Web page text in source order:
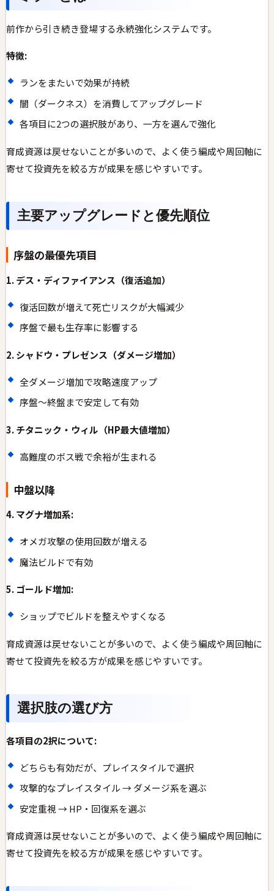
前作から引き続き登場する永続強化システムです。
特徴:
ランをまたいで効果が持続
闇（ダークネス）を消費してアップグレード
各項目に2つの選択肢があり、一方を選んで強化
育成資源は戻せないことが多いので、よく使う編成や周回軸に
寄せて投資先を絞る方が成果を感じやすいです。
主要アップグレードと優先順位
序盤の最優先項目
1. デス・ディファイアンス（復活追加）
復活回数が増えて死亡リスクが大幅減少
序盤で最も生存率に影響する
2. シャドウ・プレゼンス（ダメージ増加）
全ダメージ増加で攻略速度アップ
序盤〜終盤まで安定して有効
3. チタニック・ウィル（HP最大値増加）
高難度のボス戦で余裕が生まれる
中盤以降
4. マグナ増加系:
オメガ攻撃の使用回数が増える
魔法ビルドで有効
5. ゴールド増加:
ショップでビルドを整えやすくなる
育成資源は戻せないことが多いので、よく使う編成や周回軸に
寄せて投資先を絞る方が成果を感じやすいです。
選択肢の選び方
各項目の2択について:
どちらも有効だが、プレイスタイルで選択
攻撃的なプレイスタイル → ダメージ系を選ぶ
安定重視 → HP・回復系を選ぶ
育成資源は戻せないことが多いので、よく使う編成や周回軸に
寄せて投資先を絞る方が成果を感じやすいです。